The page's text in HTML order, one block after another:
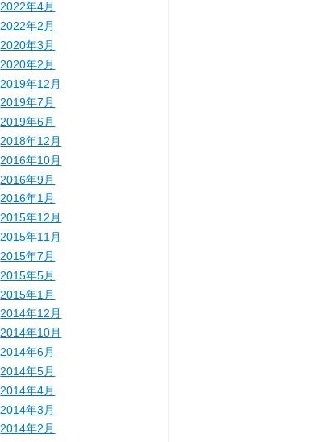
2022年4月
2022年2月
2020年3月
2020年2月
2019年12月
2019年7月
2019年6月
2018年12月
2016年10月
2016年9月
2016年1月
2015年12月
2015年11月
2015年7月
2015年5月
2015年1月
2014年12月
2014年10月
2014年6月
2014年5月
2014年4月
2014年3月
2014年2月